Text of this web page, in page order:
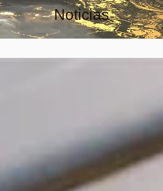
Noticias